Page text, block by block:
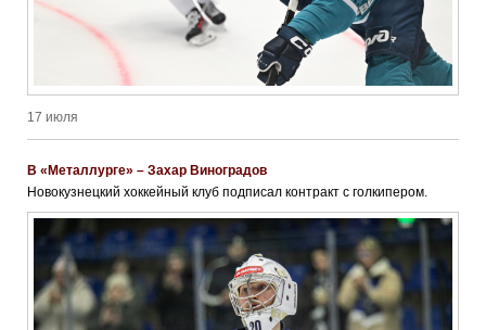
17 июля
В «Металлурге» – Захар Виноградов
Новокузнецкий хоккейный клуб подписал контракт с голкипером.